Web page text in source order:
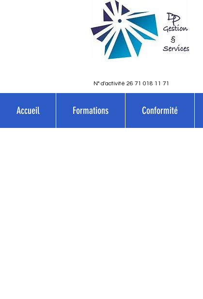
N° d'activité 26 71 018 11 71
Accueil Formations Conformité